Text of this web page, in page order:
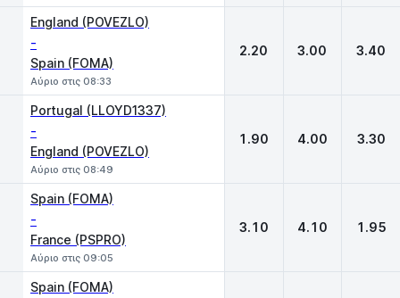
England (POVEZLO)
-
Spain (FOMA)
Αύριο στις 08:33
2.20 3.00 3.40
Portugal (LLOYD1337)
-
England (POVEZLO)
Αύριο στις 08:49
1.90 4.00 3.30
Spain (FOMA)
-
France (PSPRO)
Αύριο στις 09:05
3.10 4.10 1.95
Spain (FOMA)